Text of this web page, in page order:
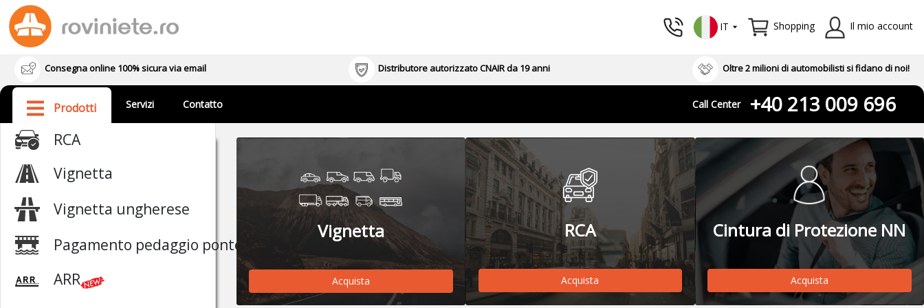
IT Shopping Il mio account
Consegna online 100% sicura via email Distributore autorizzato CNAIR da 19 anni Oltre 2 milioni di automobilisti si fidano di noi!
Prodotti Servizi Contatto Call Center +40 213 009 696
RCA
Vignetta
Vignetta ungherese
Pagamento pedaggio ponte
ARR
Vignetta
Acquista
RCA
Acquista
Cintura di Protezione NN
Acquista